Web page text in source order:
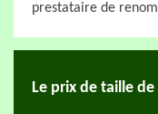
prestataire de
Le prix de taille